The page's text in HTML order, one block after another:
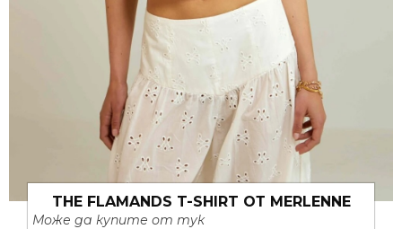
THE FLAMANDS T-SHIRT ОТ MERLENNE
Може да купите от тук